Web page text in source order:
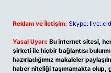
Reklam ve İletişim: Skype:
Yasal Uyarı: Bu internet sitesi,
şirketi ile hiçbir bağlantısı
hazırladığımız makaleler
haber niteliği taşımamakta olup,